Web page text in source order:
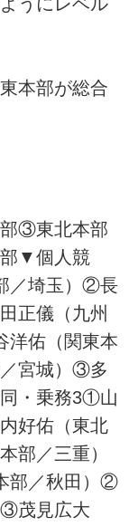
本部が総合
③東北本部
▼個人競
／埼玉）②長
正儀（九州
佑（関東本
宮城）③多
・乗務3①山
好佑（東北
部／三重）
部／秋田）②
③茂見広大